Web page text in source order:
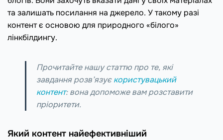
та залишать посилання на джерело. У такому разі
контент є основою для природного «білого»
лінкбілдингу.
Прочитайте нашу статтю про те, які
завдання розв’язуєкористувацький
контент: вона допоможе вам розставити
пріоритети.
Який контент найефективніший